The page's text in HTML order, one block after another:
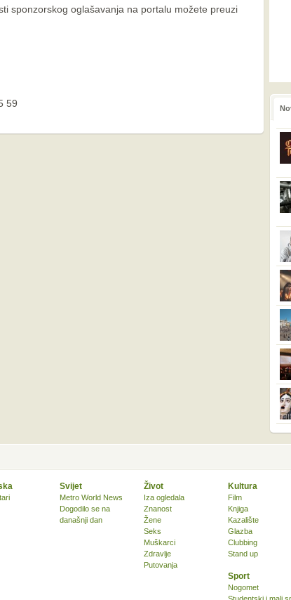
sponzorskog oglašavanja na portalu možete preuzi
59
Svijet
Metro World News
Dogodilo se na
današnji dan
Život
Iza ogledala
Znanost
Žene
Seks
Muškarci
Zdravlje
Putovanja
Kultura
Film
Knjiga
Kazalište
Glazba
Clubbing
Stand up
Sport
Nogomet